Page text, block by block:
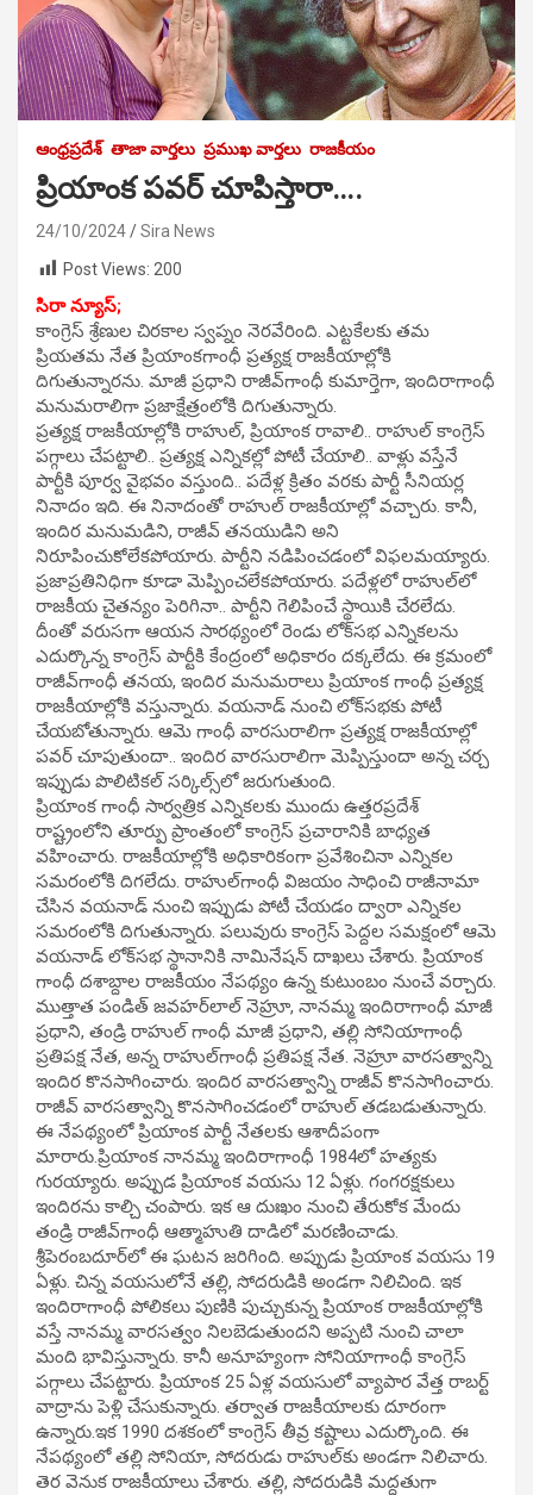
ఆంధ్రప్రదేశ్ తాజా వార్తలు ప్రముఖ వార్తలు రాజకీయం
ప్రియాంక పవర్ చూపిస్తారా….
24/10/2024
Sira News
Post Views: 200
సిరా న్యూస్;
కాంగ్రెస్‌ శ్రేణుల చిరకాల స్వప్నం నెరవేరింది. ఎట్టకేలకు తమ
ప్రియతమ నేత ప్రియాంకగాంధీ ప్రత్యక్ష రాజకీయాల్లోకి
దిగుతున్నారను. మాజీ ప్రధాని రాజీవ్‌గాంధీ కుమార్తెగా, ఇందిరాగాంధీ
మనుమరాలిగా ప్రజాక్షేత్రంలోకి దిగుతున్నారు.
ప్రత్యక్ష రాజకీయాల్లోకి రాహుల్, ప్రియాంక రావాలి.. రాహుల్‌ కాంగ్రెస్‌
పగ్గాలు చేపట్టాలి.. ప్రత్యక్ష ఎన్నికల్లో పోటీ చేయాలి.. వాళ్లు వస్తేనే
పార్టీకి పూర్వ వైభవం వస్తుంది.. పదేళ్ల క్రితం వరకు పార్టీ సీనియర్ల
నినాదం ఇది. ఈ నినాదంతో రాహుల్‌ రాజకీయాల్లో వచ్చారు. కానీ,
ఇందిర మనుమడిని, రాజీవ్‌ తనయుడిని అని
నిరూపించుకోలేకపోయారు. పార్టీని నడిపించడంలో విఫలమయ్యారు.
ప్రజాప్రతినిధిగా కూడా మెప్పించలేకపోయారు. పదేళ్లలో రాహుల్‌లో
రాజకీయ చైతన్యం పెరిగినా.. పార్టీని గెలిపించే స్థాయికి చేరలేదు.
దీంతో వరుసగా ఆయన సారథ్యంలో రెండు లోక్‌సభ ఎన్నికలను
ఎదుర్కొన్న కాంగ్రెస్‌ పార్టీకి కేంద్రంలో అధికారం దక్కలేదు. ఈ క్రమంలో
రాజీవ్‌గాంధీ తనయ, ఇందిర మనుమరాలు ప్రియాంక గాంధీ ప్రత్యక్ష
రాజకీయాల్లోకి వస్తున్నారు. వయనాడ్‌ నుంచి లోక్‌సభకు పోటీ
చేయబోతున్నారు. ఆమె గాంధీ వారసురాలిగా ప్రత్యక్ష రాజకీయాల్లో
పవర్‌ చూపుతుందా.. ఇందిర వారసురాలిగా మెప్పిస్తుందా అన్న చర్చ
ఇప్పుడు పొలిటికల్‌ సర్కిల్స్‌లో జరుగుతుంది.
ప్రియాంక గాంధీ సార్వత్రిక ఎన్నికలకు ముందు ఉత్తరప్రదేశ్‌
రాష్ట్రంలోని తూర్పు ప్రాంతంలో కాంగ్రెస్‌ ప్రచారానికి బాధ్యత
వహించారు. రాజకీయాల్లోకి అధికారికంగా ప్రవేశించినా ఎన్నికల
సమరంలోకి దిగలేదు. రాహుల్‌గాంధీ విజయం సాధించి రాజీనామా
చేసిన వయనాడ్‌ నుంచి ఇప్పుడు పోటీ చేయడం ద్వారా ఎన్నికల
సమరంలోకి దిగుతున్నారు. పలువురు కాంగ్రెస్‌ పెద్దల సమక్షంలో ఆమె
వయనాడ్‌ లోక్‌సభ స్థానానికి నామినేషన్‌ దాఖలు చేశారు. ప్రియాంక
గాంధీ దశాబ్దాల రాజకీయం నేపథ్యం ఉన్న కుటుంబం నుంచే వర్చారు.
ముత్తాత పండిత్‌ జవహర్‌లాల్‌ నెహ్రూ, నానమ్మ ఇందిరాగాంధీ మాజీ
ప్రధాని, తండ్రి రాహుల్‌ గాంధీ మాజీ ప్రధాని, తల్లి సోనియాగాంధీ
ప్రతిపక్ష నేత, అన్న రాహుల్‌గాంధీ ప్రతిపక్ష నేత. నెహ్రూ వారసత్వాన్ని
ఇందిర కొనసాగించారు. ఇందిర వారసత్వాన్ని రాజీవ్‌ కొనసాగించారు.
రాజీవ్‌ వారసత్వాన్ని కొనసాగించడంలో రాహుల్‌ తడబడుతున్నారు.
ఈ నేపథ్యంలో ప్రియాంక పార్టీ నేతలకు ఆశాదీపంగా
మారారు.ప్రియాంక నానమ్మ ఇందిరాగాంధీ 1984లో హత్యకు
గురయ్యారు. అప్పుడ ప్రియాంక వయసు 12 ఏళ్లు. గంగరక్షకులు
ఇందిరను కాల్చి చంపారు. ఇక ఆ దుఃఖం నుంచి తేరుకోక మేందు
తండ్రి రాజీవ్‌గాంధీ ఆత్మాహుతి దాడిలో మరణించాడు.
శ్రీపెరంబదూర్‌లో ఈ ఘటన జరిగింది. అప్పుడు ప్రియాంక వయసు 19
ఏళ్లు. చిన్న వయసులోనే తల్లి, సోదరుడికి అండగా నిలిచింది. ఇక
ఇందిరాగాంధీ పోలికలు పుణికి పుచ్చుకున్న ప్రియాంక రాజకీయాల్లోకి
వస్తే నానమ్మ వారసత్వం నిలబెడుతుందని అప్పటి నుంచి చాలా
మంది భావిస్తున్నారు. కానీ అనూహ్యంగా సోనియాగాంధీ కాంగ్రెస్‌
పగ్గాలు చేపట్టారు. ప్రియాంక 25 ఏళ్ల వయసులో వ్యాపార వేత్త రాబర్ట్‌
వాద్రాను పెళ్లి చేసుకున్నారు. తర్వాత రాజకీయాలకు దూరంగా
ఉన్నారు.ఇక 1990 దశకంలో కాంగ్రెస్‌ తీవ్ర కష్టాలు ఎదుర్కొంది. ఈ
నేపథ్యంలో తల్లి సోనియా, సోదరుడు రాహుల్‌కు అండగా నిలిచారు.
తెర వెనుక రాజకీయాలు చేశారు. తల్లి, సోదరుడికి మద్దతుగా